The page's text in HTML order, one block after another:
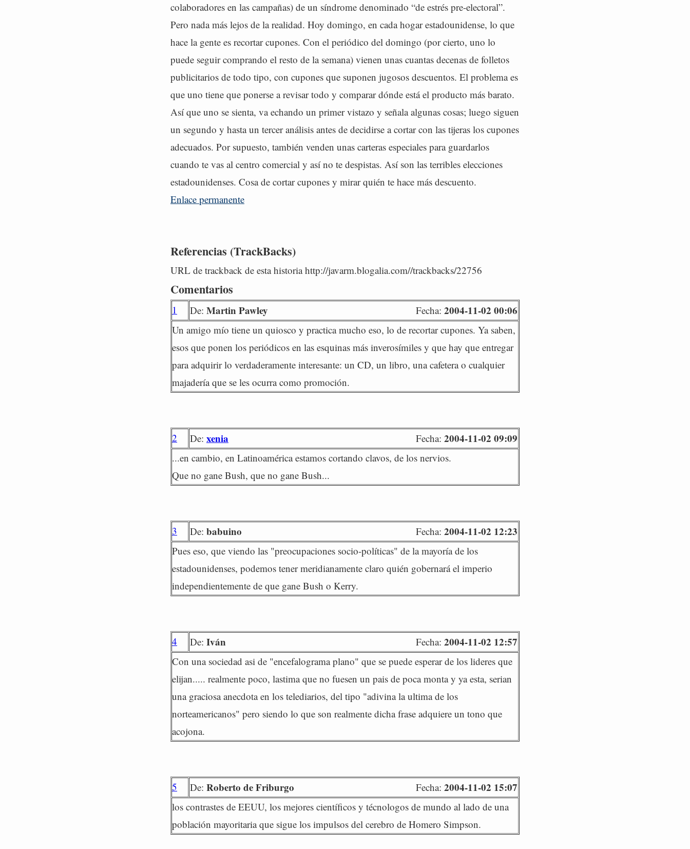
colaboradores en las campañas) de un síndrome denominado “de estrés pre-electoral”.
Pero nada más lejos de la realidad. Hoy domingo, en cada hogar estadounidense, lo que
hace la gente es recortar cupones. Con el periódico del domingo (por cierto, uno lo
puede seguir comprando el resto de la semana) vienen unas cuantas decenas de folletos
publicitarios de todo tipo, con cupones que suponen jugosos descuentos. El problema es
que uno tiene que ponerse a revisar todo y comparar dónde está el producto más barato.
Así que uno se sienta, va echando un primer vistazo y señala algunas cosas; luego siguen
un segundo y hasta un tercer análisis antes de decidirse a cortar con las tijeras los cupones
adecuados. Por supuesto, también venden unas carteras especiales para guardarlos
cuando te vas al centro comercial y así no te despistas. Así son las terribles elecciones
estadounidenses. Cosa de cortar cupones y mirar quién te hace más descuento.
Enlace permanente
Referencias (TrackBacks)
URL de trackback de esta historia http://javarm.blogalia.com//trackbacks/22756
Comentarios
1 De: Martin Pawley Fecha: 2004-11-02 00:06
Un amigo mío tiene un quiosco y practica mucho eso, lo de recortar cupones. Ya saben,
esos que ponen los periódicos en las esquinas más inverosímiles y que hay que entregar
para adquirir lo verdaderamente interesante: un CD, un libro, una cafetera o cualquier
majadería que se les ocurra como promoción.
2 De: xenia Fecha: 2004-11-02 09:09
...en cambio, en Latinoamérica estamos cortando clavos, de los nervios.
Que no gane Bush, que no gane Bush...
3 De: babuino Fecha: 2004-11-02 12:23
Pues eso, que viendo las "preocupaciones socio-políticas" de la mayoría de los
estadounidenses, podemos tener meridianamente claro quién gobernará el imperio
independientemente de que gane Bush o Kerry.
4 De: Iván Fecha: 2004-11-02 12:57
Con una sociedad asi de "encefalograma plano" que se puede esperar de los lideres que
elijan..... realmente poco, lastima que no fuesen un pais de poca monta y ya esta, serian
una graciosa anecdota en los telediarios, del tipo "adivina la ultima de los
norteamericanos" pero siendo lo que son realmente dicha frase adquiere un tono que
acojona.
5 De: Roberto de Friburgo Fecha: 2004-11-02 15:07
los contrastes de EEUU, los mejores científicos y técnologos de mundo al lado de una
población mayoritaria que sigue los impulsos del cerebro de Homero Simpson.